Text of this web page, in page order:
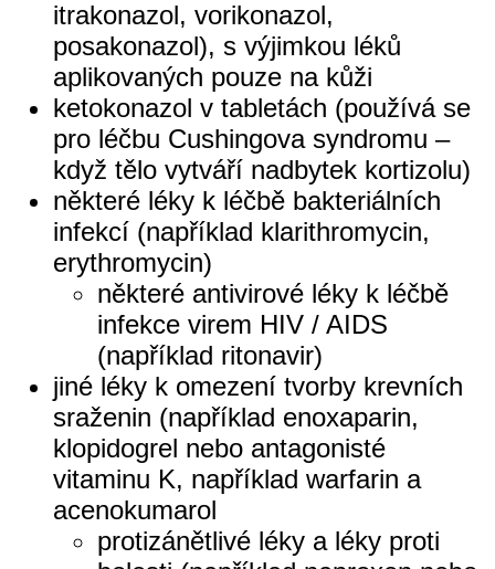
itrakonazol, vorikonazol,
posakonazol), s výjimkou léků
aplikovaných pouze na kůži
ketokonazol v tabletách (používá se
pro léčbu Cushingova syndromu –
když tělo vytváří nadbytek kortizolu)
některé léky k léčbě bakteriálních
infekcí (například klarithromycin,
erythromycin)
některé antivirové léky k léčbě
infekce virem HIV / AIDS
(například ritonavir)
jiné léky k omezení tvorby krevních
sraženin (například enoxaparin,
klopidogrel nebo antagonisté
vitaminu K, například warfarin a
acenokumarol
protizánětlivé léky a léky proti